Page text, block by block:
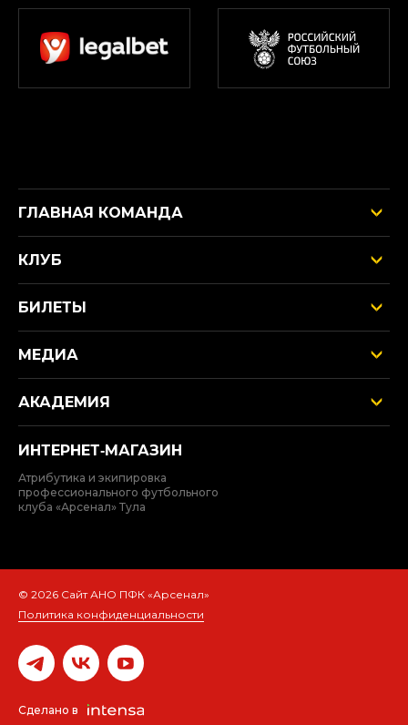
ГЛАВНАЯ КОМАНДА
КЛУБ
БИЛЕТЫ
МЕДИА
АКАДЕМИЯ
ИНТЕРНЕТ‑МАГАЗИН
Атрибутика и экипировка
профессионального футбольного
клуба «Арсенал» Тула
© 2026 Сайт АНО ПФК «Арсенал»
Политика конфиденциальности
Сделано в